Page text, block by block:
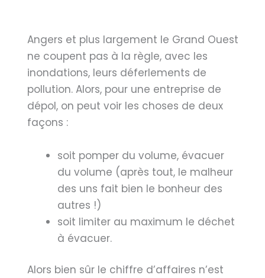
Angers et plus largement le Grand Ouest
ne coupent pas à la règle, avec les
inondations, leurs déferlements de
pollution. Alors, pour une entreprise de
dépol, on peut voir les choses de deux
façons :
soit pomper du volume, évacuer
du volume (après tout, le malheur
des uns fait bien le bonheur des
autres !)
soit limiter au maximum le déchet
à évacuer.
Alors bien sûr le chiffre d’affaires n’est